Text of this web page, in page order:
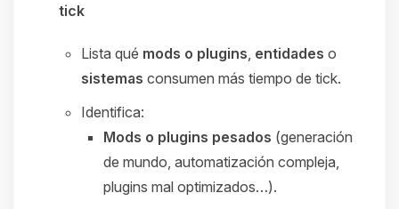
tick
Lista qué mods o plugins entidades o
sistemas consumen más tiempo de tick.
Identifica:
Mods o plugins pesados (generación
de mundo, automatización compleja,
plugins mal optimizados…).